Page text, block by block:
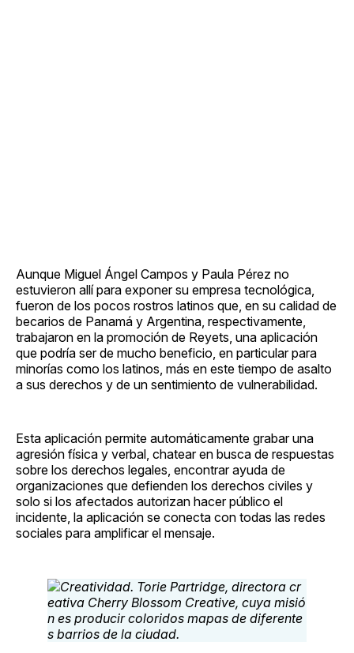
Aunque Miguel Ángel Campos y Paula Pérez no
estuvieron allí para exponer su empresa tecnológica,
fueron de los pocos rostros latinos que, en su calidad de
becarios de Panamá y Argentina, respectivamente,
trabajaron en la promoción de Reyets, una aplicación
que podría ser de mucho beneficio, en particular para
minorías como los latinos, más en este tiempo de asalto
a sus derechos y de un sentimiento de vulnerabilidad.
Esta aplicación permite automáticamente grabar una
agresión física y verbal, chatear en busca de respuestas
sobre los derechos legales, encontrar ayuda de
organizaciones que defienden los derechos civiles y
solo si los afectados autorizan hacer público el
incidente, la aplicación se conecta con todas las redes
sociales para amplificar el mensaje.